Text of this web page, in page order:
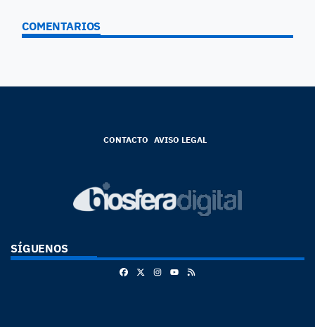
COMENTARIOS
CONTACTO AVISO LEGAL
SÍGUENOS
FacebookInstagram